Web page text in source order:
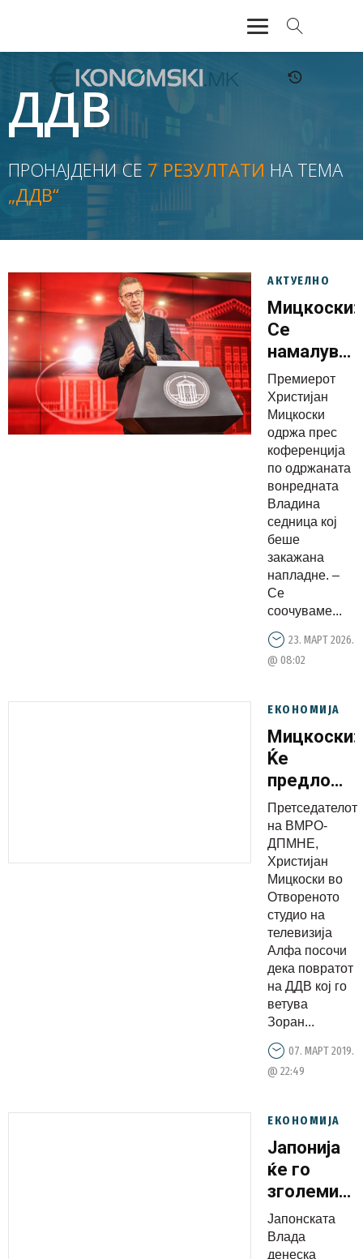
АКТУЕЛНО
ЕКОНОМИЈА
ФИНАНСИИ
БАНКАРСТВО
ЖИВОТ
МОЗАИК
ДДВ
ПРОНАЈДЕНИ СЕ 7 РЕЗУЛТАТИ НА ТЕМА
„ДДВ“
АКТУЕЛНО
Мицкоски:
Се
намалува
ДДВ-то
на
горивата
од 18% на
10%
Премиерот
Христијан
Мицкоски
одржа прес
коференција
по одржаната
вонредната
Владина
седница кој
беше
закажана
напладне. –
Се
соочуваме...
23. МАРТ 2026.
@ 08:02
ЕКОНОМИЈА
Мицкоски:
Ќе
на ДДВ-
то од 18
на 16
проценти
Претседателот
на ВМРО-
ДПМНЕ,
Христијан
Мицкоски во
Отвореното
студио на
телевизија
Алфа посочи
дека повратот
на ДДВ кој го
ветува
Зоран...
07. МАРТ 2019.
@ 22:49
ЕКОНОМИЈА
Јапонија
ќе го
зголеми
ДДВ
Јапонската
Влада
денеска